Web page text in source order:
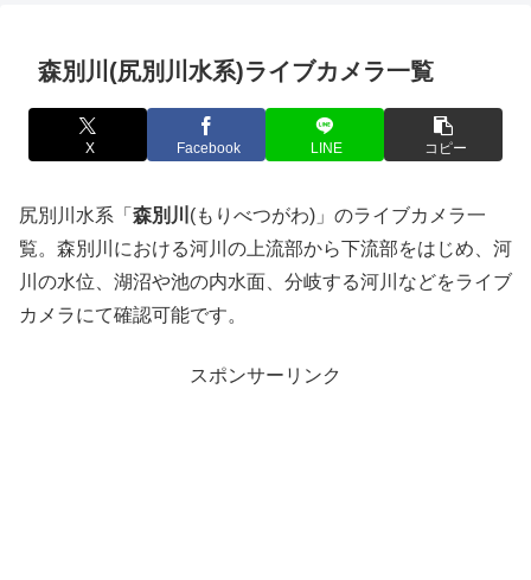
森別川(尻別川水系)ライブカメラ一覧
X Facebook LINE コピー
尻別川水系「 森別川 (もりべつがわ)」のライブカメラ一
覧。森別川における河川の上流部から下流部をはじめ、河
川の水位、湖沼や池の内水面、分岐する河川などをライブ
カメラにて確認可能です。
スポンサーリンク